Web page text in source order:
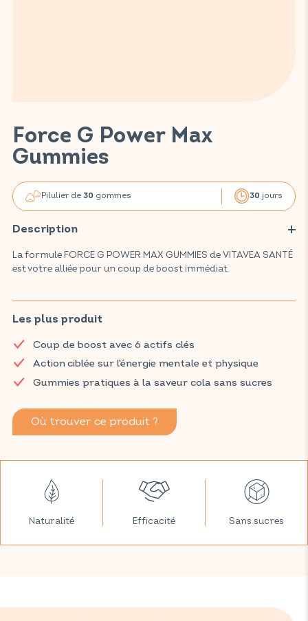
Force G Power Max
Gummies
Pilulier de 30 gommes 30 jours
Description
La formule FORCE G POWER MAX GUMMIES de VITAVEA SANTÉ
est votre alliée pour un coup de boost immédiat.
plébiscités, favorise votre bien-être et vous apporte l'énergie
dont vous avez besoin grâce à une combinaison efficace de
Retrouvez vos produits VITAVEA SANTÉ dans votre pharmacie
et parapharmacie habituelles.
Les plus produit
Coup de boost avec 6 actifs clés
Action ciblée sur l'énergie mentale et physique
Gummies pratiques à la saveur cola sans sucres
Où trouver ce produit ?
Naturalité Efficacité Sans sucres